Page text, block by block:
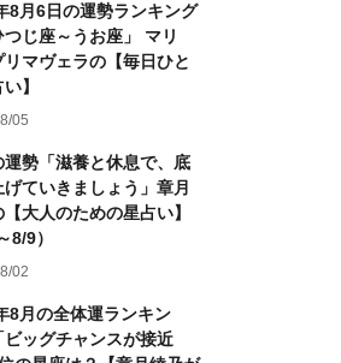
8月6日の運勢ランキング
つじ座～うお座」 マリ
リマヴェラの【毎日ひと
】
05
運勢「滋養と休息で、底
げていきましょう」章月
大人のための星占い】
8/9）
02
8月の全体運ランキン
ビッグチャンスが接近